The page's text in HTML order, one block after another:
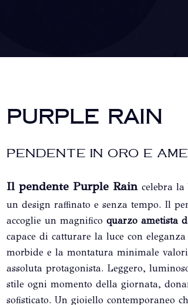
PURPLE RAIN
PENDENTE IN ORO E
Il pendente Purple Rain celebra la
un design raffinato e senza tempo. Il
accoglie un magnifico quarzo ametista
capace di catturare la luce con
morbide e la montatura minimale
assoluta protagonista. Leggero,
stile ogni momento della giornata,
sofisticato. Un gioiello contemporaneo